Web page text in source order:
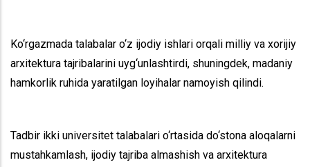
Ko‘rgazmada talabalar o‘z ijodiy ishlari orqali milliy va xorijiy
arxitektura tajribalarini uyg‘unlashtirdi, shuningdek, madaniy
hamkorlik ruhida yaratilgan loyihalar namoyish qilindi.
Tadbir ikki universitet talabalari o‘rtasida do‘stona aloqalarni
mustahkamlash, ijodiy tajriba almashish va arxitektura